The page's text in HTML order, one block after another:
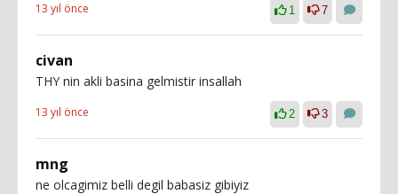
13 yıl önce 1 7
civan
THY nin akli basina gelmistir insallah
13 yıl önce 2 3
mng
ne olcagimiz belli degil babasiz gibiyiz